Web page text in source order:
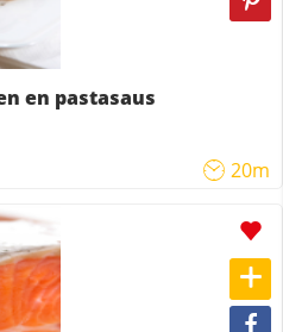
en pastasaus
20m